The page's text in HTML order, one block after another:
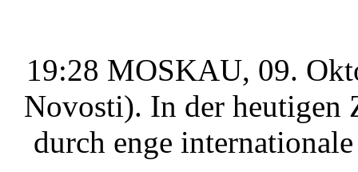
19:28 MOSKAU, 09.
Novosti). In der heutigen
durch enge